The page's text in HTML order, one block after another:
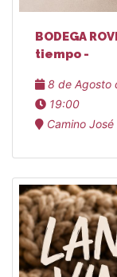
BODEGA
tiempo -
8 de Agosto
19:00
Camino